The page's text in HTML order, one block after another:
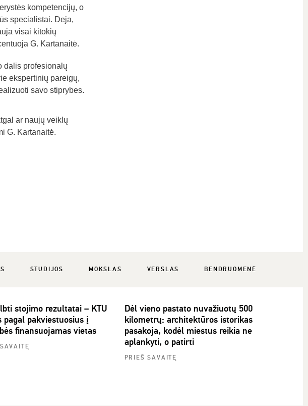
kompetencijų, o
specialistai. Deja,
visai kitokių
G. Kartanaitė.
dalis profesionalų
ekspertinių pareigų,
savo stiprybes.
ar naujų veiklų
G. Kartanaitė.
STUDIJOS MOKSLAS VERSLAS BENDRUOMENĖ
stojimo rezultatai – KTU
pagal pakviestuosius į
finansuojamas vietas
Dėl vieno pastato nuvažiuotų 500
kilometrų: architektūros istorikas
pasakoja, kodėl miestus reikia ne
aplankyti, o patirti
PRIEŠ SAVAITĘ